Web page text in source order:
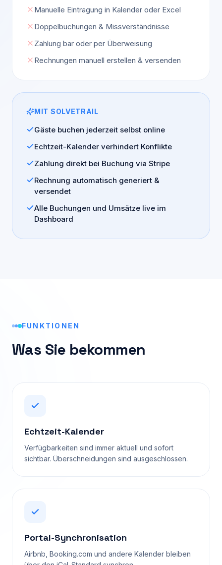
Manuelle Eintragung in Kalender oder Excel
Doppelbuchungen & Missverständnisse
Zahlung bar oder per Überweisung
Rechnungen manuell erstellen & versenden
MIT SOLVETRAIL
Gäste buchen jederzeit selbst online
Echtzeit-Kalender verhindert Konflikte
Zahlung direkt bei Buchung via Stripe
Rechnung automatisch generiert &
versendet
Alle Buchungen und Umsätze live im
Dashboard
FUNKTIONEN
Was Sie bekommen
Echtzeit-Kalender
Verfügbarkeiten sind immer aktuell und sofort
sichtbar. Überschneidungen sind ausgeschlossen.
Portal-Synchronisation
Airbnb, Booking.com und andere Kalender bleiben